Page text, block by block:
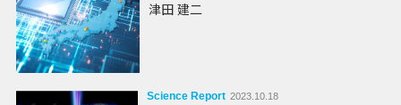
津田 建二
Science Report 2023.10.18